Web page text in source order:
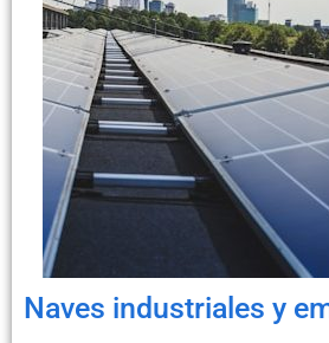
Naves industriales y